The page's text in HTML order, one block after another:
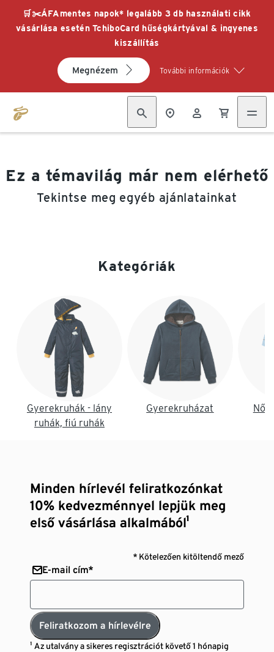
🛒✂️ÁFAmentes napok* legalább 3 db használati cikk
vásárlása esetén TchiboCard hűségkártyával & ingyenes
kiszállítás
Megnézem További információk
Ez a témavilág már nem elérhető
Tekintse meg egyéb ajánlatainkat
Kategóriák
Gyerekruhák - lány
ruhák, fiú ruhák
Gyerekruházat Női
Minden hírlevél feliratkozónkat
10% kedvezménnyel lepjük meg
első vásárlása alkalmából¹
* Kötelezően kitöltendő mező
E-mail cím*
Feliratkozom a hírlevélre
¹ Az utalvány a sikeres regisztrációt követő 1 hónapig